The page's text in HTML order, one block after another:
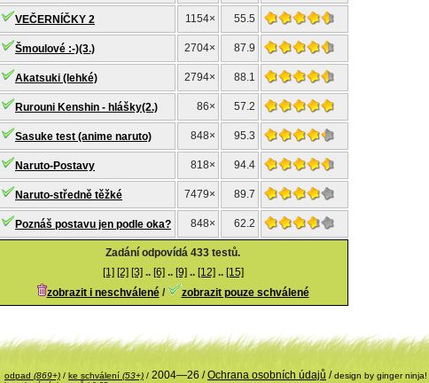
VEČERNÍČKY 2 1154× 55.5
Šmoulové :-)(3.) 2704× 87.9
Akatsuki (lehké) 2794× 88.1
Rurouni Kenshin - hlášky(2.) 86× 57.2
Sasuke test (anime naruto) 848× 95.3
Naruto-Postavy 818× 94.4
Naruto-středně těžké 7479× 89.7
Poznáš postavu jen podle oka? 848× 62.2
Zadání odpovídá 433 testů.
[1] [2] [3] .. [6] .. [9] .. [12] .. [15]
zobrazit i neschválené/ zobrazit pouze schválené
odpad (869+) / ke schválení (53+) / 2004—26 /Ochrana osobních údajů /design by ginger ninja!